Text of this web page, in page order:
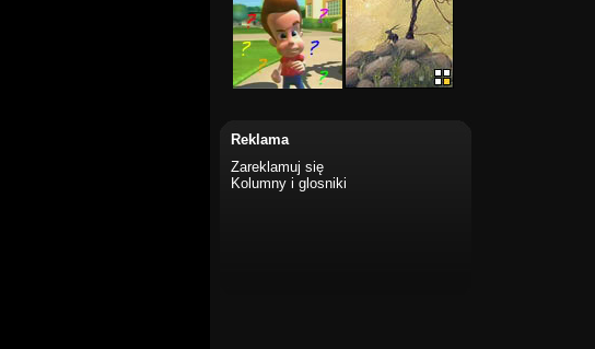
Reklama
Zareklamuj się
Kolumny i glosniki